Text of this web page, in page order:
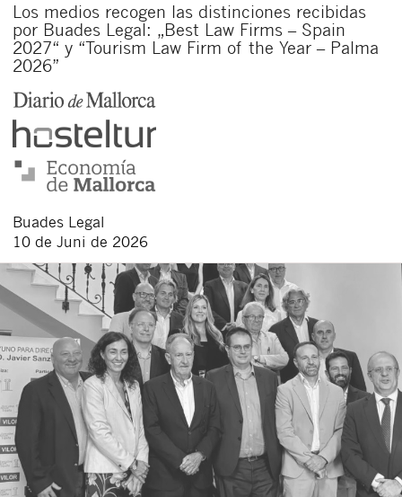
Los medios recogen las distinciones recibidas
por Buades Legal: „Best Law Firms – Spain
2027“ y “Tourism Law Firm of the Year – Palma
2026”
Buades Legal
10 de Juni de 2026